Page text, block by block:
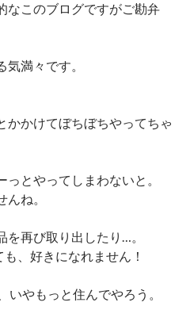
なこのブログですがご勘弁
満々です。
かかけてぼちぼちやってちゃ
とやってしまわないと。
ね。
を再び取り出したり…。
、好きになれません！
やもっと住んでやろう。